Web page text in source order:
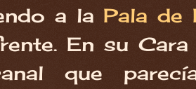
a la Pala de
En su
que